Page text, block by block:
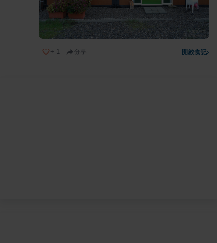
+ 1 分享 開啟食記›